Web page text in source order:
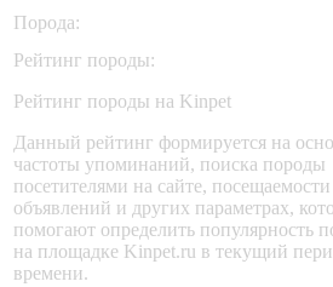
Порода:
Рейтинг породы:
Рейтинг породы на Kinpet
Данный рейтинг формируется на
частоты упоминаний, поиска породы
посетителями на сайте, посещаемости
объявлений и других параметрах,
помогают определить популярность
на площадке Kinpet.ru в текущий
времени.